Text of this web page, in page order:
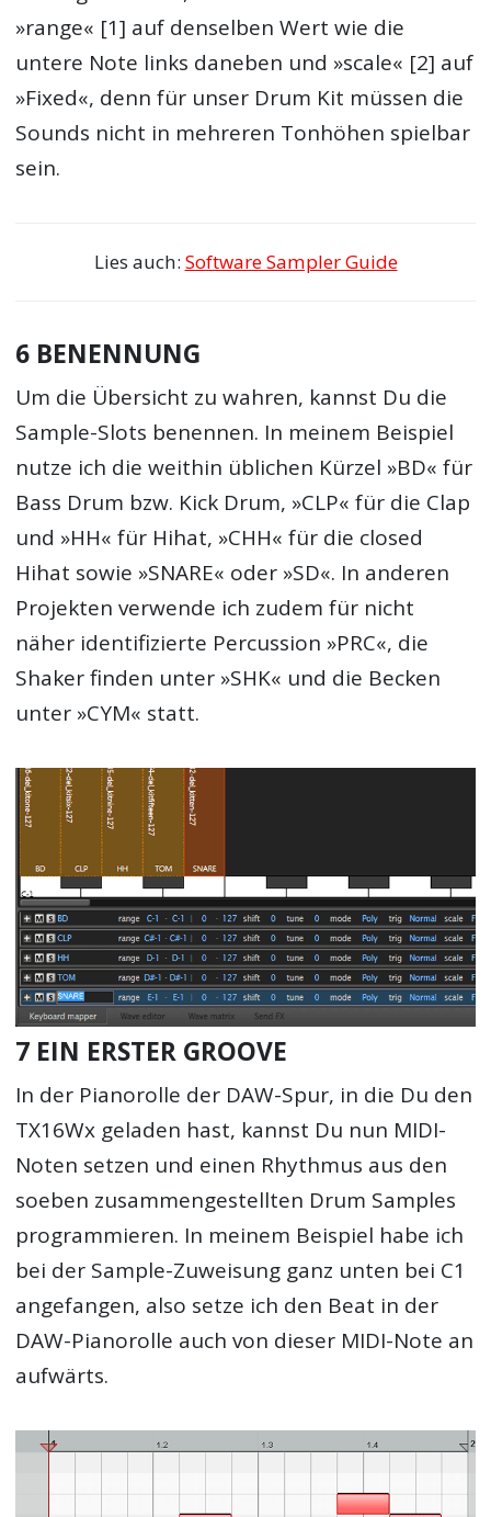
»range« [1] auf denselben Wert wie die
untere Note links daneben und »scale« [2] auf
»Fixed«, denn für unser Drum Kit müssen die
Sounds nicht in mehreren Tonhöhen spielbar
sein.
Lies auch: Software Sampler Guide
6 BENENNUNG
Um die Übersicht zu wahren, kannst Du die
Sample-Slots benennen. In meinem Beispiel
nutze ich die weithin üblichen Kürzel »BD« für
Bass Drum bzw. Kick Drum, »CLP« für die Clap
und »HH« für Hihat, »CHH« für die closed
Hihat sowie »SNARE« oder »SD«. In anderen
Projekten verwende ich zudem für nicht
näher identifizierte Percussion »PRC«, die
Shaker finden unter »SHK« und die Becken
unter »CYM« statt.
7 EIN ERSTER GROOVE
In der Pianorolle der DAW-Spur, in die Du den
TX16Wx geladen hast, kannst Du nun MIDI-
Noten setzen und einen Rhythmus aus den
soeben zusammengestellten Drum Samples
programmieren. In meinem Beispiel habe ich
bei der Sample-Zuweisung ganz unten bei C1
angefangen, also setze ich den Beat in der
DAW-Pianorolle auch von dieser MIDI-Note an
aufwärts.